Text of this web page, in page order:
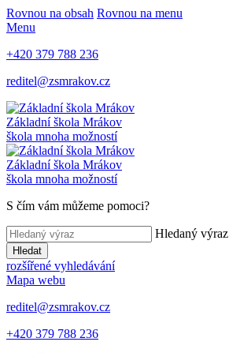
Rovnou na obsah Rovnou na menu
Menu
+420 379 788 236
reditel@zsmrakov.cz
Základní škola Mrákov
škola mnoha možností
Základní škola Mrákov
škola mnoha možností
S čím vám můžeme pomoci?
Hledaný výraz
Hledat
rozšířené vyhledávání
Mapa webu
reditel@zsmrakov.cz
+420 379 788 236